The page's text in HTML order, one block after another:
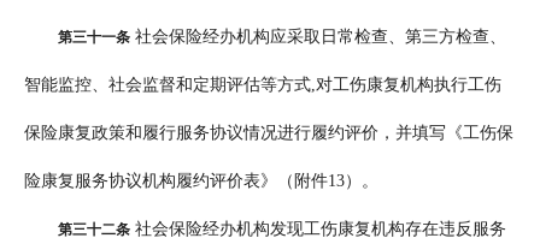
第三十一条 社会保险经办机构应采取日常检查、第三方检查、
智能监控、社会监督和定期评估等方式,对工伤康复机构执行工伤
保险康复政策和履行服务协议情况进行履约评价，并填写《工伤保
险康复服务协议机构履约评价表》（附件13）。
第三十二条 社会保险经办机构发现工伤康复机构存在违反服务